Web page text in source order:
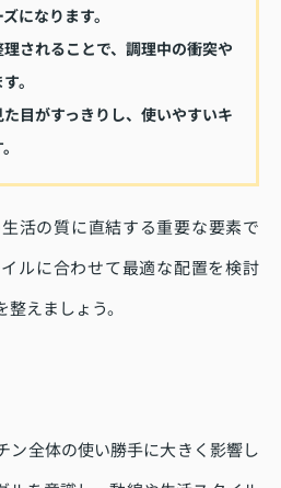
になります。
されることで、調理中の衝突や
。
た目がすっきりし、使いやすいキ
活の質に直結する重要な要素で
ルに合わせて最適な配置を検討
えましょう。
ン全体の使い勝手に大きく影響し